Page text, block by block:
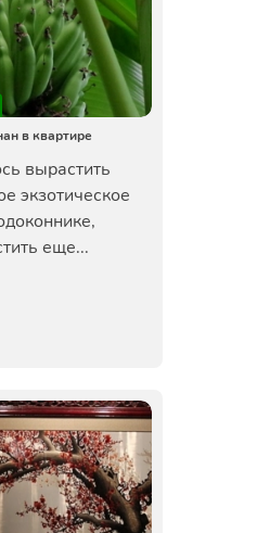
в квартире
вырастить
экзотическое
еще...